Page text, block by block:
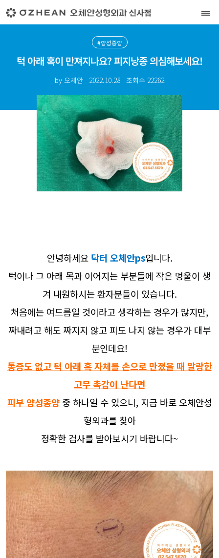
#양성종양
턱 아래 혹이 만져지나요? 피지낭종 의심해보세요!
by 오체안 2022.10.28 조회수 22262
안녕하세요 닥터 오체안ps입니다.
턱이나 그 아래 목과 이어지는 부분들에 작은 멍울이 생
겨 내원하시는 환자분들이 있습니다.
처음에는 여드름일 것이라고 생각하는 경우가 많지만,
짜내려고 해도 짜지지 않고 피도 나지 않는 경우가 대부
분인데요!
통증도 없고 턱 아래 혹 자체를 손으로 만졌을 때 말랑한
고무 촉감이 난다면
피부 양성종양중 하나일 수 있으니, 지금 바로 오체안성
형외과를 찾아
정확한 검사를 받아보시기 바랍니다~